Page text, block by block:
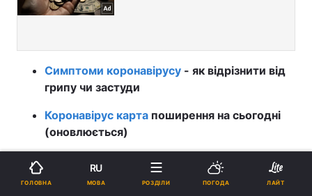
Симптоми коронавірусу - як відрізнити від
грипу чи застуди
Коронавірус карта поширення на сьогодні
(оновлюється)
Коронавірус новинив Україні та світі -
ГОЛОВНА
RU
МОВА РОЗДІЛИ ПОГОДА ЛАЙТ